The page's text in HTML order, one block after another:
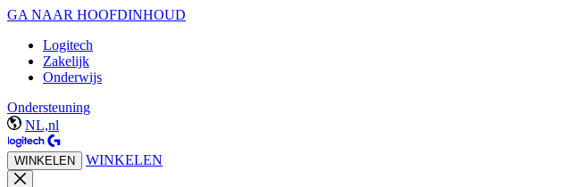
GA NAAR HOOFDINHOUD
Logitech
Zakelijk
Onderwijs
Ondersteuning
NL,nl
WINKELEN WINKELEN